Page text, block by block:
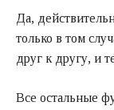
Да,
только в том
друг к другу, и
Все остальные